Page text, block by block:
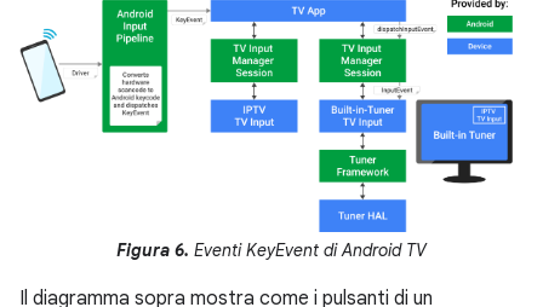
Figura 6. Eventi KeyEvent di Android TV
Il diagramma sopra mostra come i pulsanti di un